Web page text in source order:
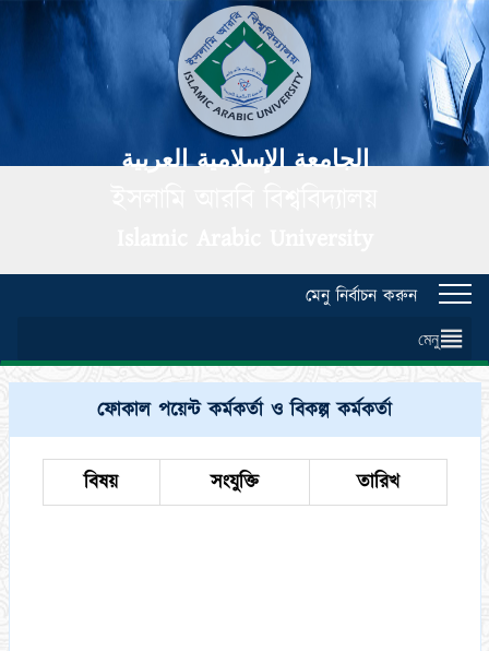
الجامعة الإسلامية العربية
মেনু নির্বাচন করুন
মেনু
ফোকাল পয়েন্ট কর্মকর্তা ও বিকল্প কর্মকর্তা
বিষয় সংযুক্তি তারিখ